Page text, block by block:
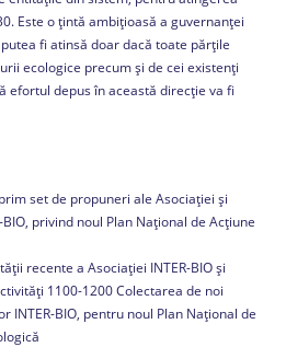
Este o țintă ambițioasă a guvernanței
fi atinsă doar dacă toate părțile
ecologice precum și de cei existenți
efortul depus în această direcție va fi
set de propuneri ale Asociației și
privind noul Plan Național de Acțiune
recente a Asociației INTER-BIO și
1100-1200 Colectarea de noi
INTER-BIO, pentru noul Plan Național de